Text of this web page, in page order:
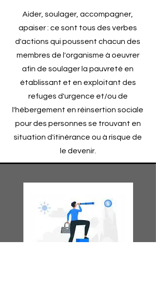
Aider, soulager, accompagner,
apaiser : ce sont tous des verbes
d'actions qui poussent chacun des
membres de l'organisme à oeuvrer
afin de soulager la pauvreté en
établissant et en exploitant des
refuges d'urgence et/ou de
l'hébergement en réinsertion sociale
pour des personnes se trouvant en
situation d'itinérance ou à risque de
le devenir.